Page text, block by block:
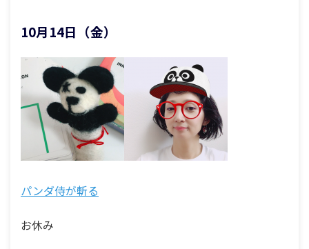
10月14日（金）
パンダ侍が斬る
お休み